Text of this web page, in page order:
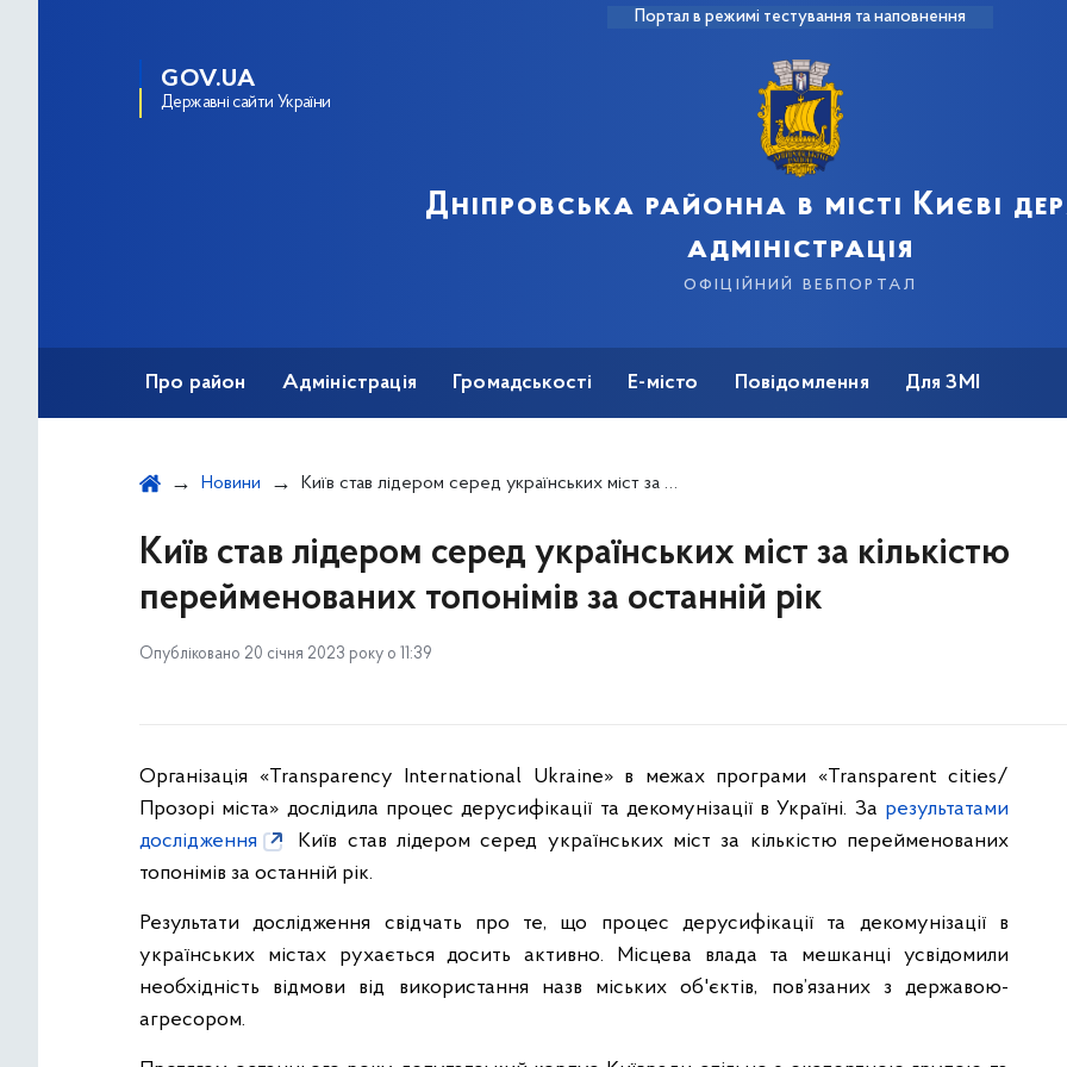
Портал в режимі тестування та наповнення
GOV.UA
Державні сайти України
Дніпровська районна в місті Києві
адміністрація
офіційний вебпортал
Про район Адміністрація Громадськості Е-місто Повідомлення Для ЗМІ
Новини Київ став лідером серед українських міст за кількістю перейменованих топонімів за останній рік
Київ став лідером серед українських міст за кількістю
перейменованих топонімів за останній рік
Опубліковано 20 січня 2023 року о 11:39
Організація «Transparency International Ukraine» в межах програми «Transparent cities/
Прозорі міста» дослідила процес дерусифікації та декомунізації в Україні. За результатами
дослідження
Київ став лідером серед українських міст за кількістю перейменованих
топонімів за останній рік.
Результати дослідження свідчать про те, що процес дерусифікації та декомунізації в
українських містах рухається досить активно. Місцева влада та мешканці усвідомили
необхідність відмови від використання назв міських об'єктів, пов’язаних з державою-
агресором.